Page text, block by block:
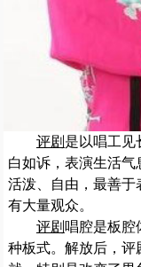
评剧 是以唱工见
白如诉，表演生活
活泼、自由，最善于
有大量观众。
评剧 唱腔是板腔
种板式。解放后，评